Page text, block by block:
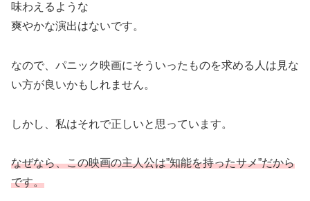
味わえるような
爽やかな演出はないです。
なので、パニック映画にそういったものを求める人は見な
い方が良いかもしれません。
しかし、私はそれで正しいと思っています。
なぜなら、この映画の主人公は”知能を持ったサメ”だから
です。